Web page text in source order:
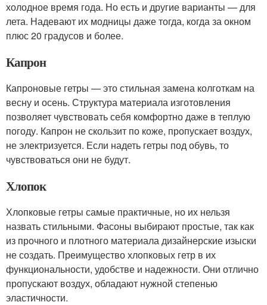
холодное время года. Но есть и другие варианты — для
лета. Надевают их модницы даже тогда, когда за окном
плюс 20 градусов и более.
Капрон
Капроновые гетры — это стильная замена колготкам на
весну и осень. Структура материала изготовления
позволяет чувствовать себя комфортно даже в теплую
погоду. Капрон не скользит по коже, пропускает воздух,
не электризуется. Если надеть гетры под обувь, то
чувствоваться они не будут.
Хлопок
Хлопковые гетры самые практичные, но их нельзя
назвать стильными. Фасоны выбирают простые, так как
из прочного и плотного материала дизайнерские изыски
не создать. Преимущество хлопковых гетр в их
функциональности, удобстве и надежности. Они отлично
пропускают воздух, обладают нужной степенью
эластичности.